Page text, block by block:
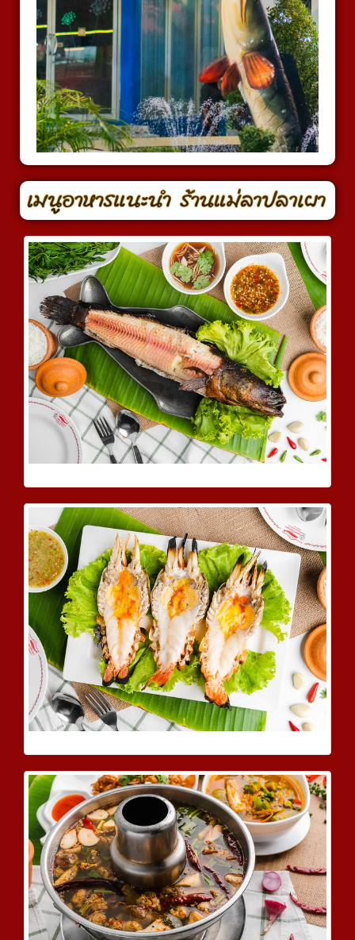
ปลาช่อนเผา
กุ้งแม่น้ำเผา